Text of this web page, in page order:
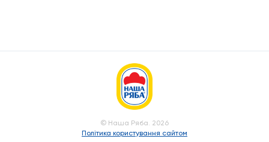
© Наша Ряба. 2026
Політика користування сайтом